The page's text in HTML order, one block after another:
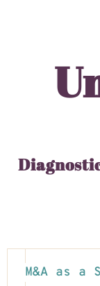
M&A as a